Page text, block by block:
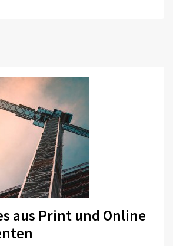
aus Print und Online